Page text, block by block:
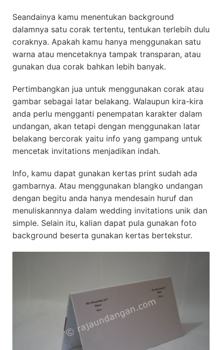
Seandainya kamu menentukan background
dalamnya satu corak tertentu, tentukan terlebih dulu
coraknya. Apakah kamu hanya menggunakan satu
warna atau mencetaknya tampak transparan, atau
gunakan dua corak bahkan lebih banyak.
Pertimbangkan jua untuk menggunakan corak atau
gambar sebagai latar belakang. Walaupun kira-kira
anda perlu mengganti penempatan karakter dalam
undangan, akan tetapi dengan menggunakan latar
belakang bercorak yaitu info yang gampang untuk
mencetak invitations menjadikan indah.
Info, kamu dapat gunakan kertas print sudah ada
gambarnya. Atau menggunakan blangko undangan
dengan begitu anda hanya mendesain huruf dan
menuliskannnya dalam wedding invitations unik dan
simple. Selain itu, kalian dapat pula gunakan foto
background beserta gunakan kertas bertekstur.